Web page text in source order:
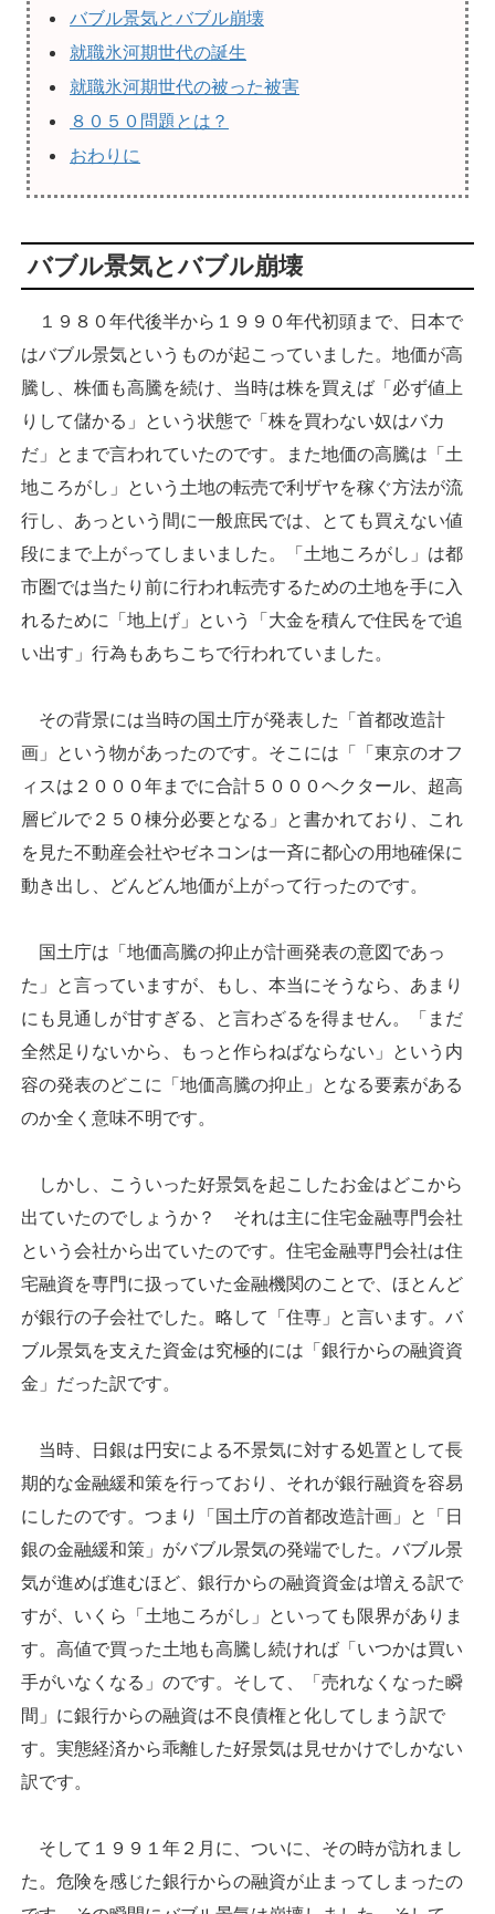
バブル景気とバブル崩壊
就職氷河期世代の誕生
就職氷河期世代の被った被害
８０５０問題とは？
おわりに
バブル景気とバブル崩壊
１９８０年代後半から１９９０年代初頭まで、日本で
はバブル景気というものが起こっていました。地価が高
騰し、株価も高騰を続け、当時は株を買えば「必ず値上
りして儲かる」という状態で「株を買わない奴はバカ
だ」とまで言われていたのです。また地価の高騰は「土
地ころがし」という土地の転売で利ザヤを稼ぐ方法が流
行し、あっという間に一般庶民では、とても買えない値
段にまで上がってしまいました。「土地ころがし」は都
市圏では当たり前に行われ転売するための土地を手に入
れるために「地上げ」という「大金を積んで住民をで追
い出す」行為もあちこちで行われていました。
その背景には当時の国土庁が発表した「首都改造計
画」という物があったのです。そこには「「東京のオフ
ィスは２０００年までに合計５０００ヘクタール、超高
層ビルで２５０棟分必要となる」と書かれており、これ
を見た不動産会社やゼネコンは一斉に都心の用地確保に
動き出し、どんどん地価が上がって行ったのです。
国土庁は「地価高騰の抑止が計画発表の意図であっ
た」と言っていますが、もし、本当にそうなら、あまり
にも見通しが甘すぎる、と言わざるを得ません。「まだ
全然足りないから、もっと作らねばならない」という内
容の発表のどこに「地価高騰の抑止」となる要素がある
のか全く意味不明です。
しかし、こういった好景気を起こしたお金はどこから
出ていたのでしょうか？ それは主に住宅金融専門会社
という会社から出ていたのです。住宅金融専門会社は住
宅融資を専門に扱っていた金融機関のことで、ほとんど
が銀行の子会社でした。略して「住専」と言います。バ
ブル景気を支えた資金は究極的には「銀行からの融資資
金」だった訳です。
当時、日銀は円安による不景気に対する処置として長
期的な金融緩和策を行っており、それが銀行融資を容易
にしたのです。つまり「国土庁の首都改造計画」と「日
銀の金融緩和策」がバブル景気の発端でした。バブル景
気が進めば進むほど、銀行からの融資資金は増える訳で
すが、いくら「土地ころがし」といっても限界がありま
す。高値で買った土地も高騰し続ければ「いつかは買い
手がいなくなる」のです。そして、「売れなくなった瞬
間」に銀行からの融資は不良債権と化してしまう訳で
す。実態経済から乖離した好景気は見せかけでしかない
訳です。
そして１９９１年２月に、ついに、その時が訪れまし
た。危険を感じた銀行からの融資が止まってしまったの